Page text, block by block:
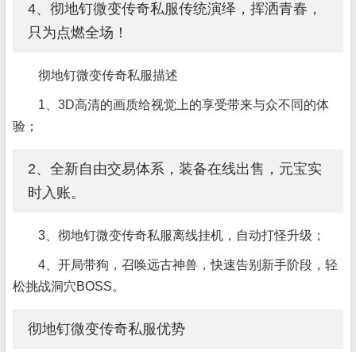
4、彻地钉微变传奇私服传统演绎，挥洒青春，
只为点燃全场！
彻地钉微变传奇私服描述
1、3D高清的画质给视觉上的享受带来与众不同的体
验；
2、全新自由交易体系，装备在线出售，元宝实
时入账。
3、彻地钉微变传奇私服离线挂机，自动打怪升级；
4、开局带狗，召唤远古神兽，快速告别新手阶段，轻
松挑战洞穴BOSS。
彻地钉微变传奇私服优势